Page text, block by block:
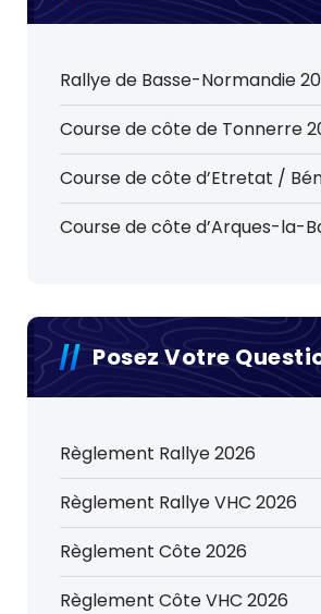
Rallye de Basse-Normandie
Course de côte de Tonnerre
Course de côte d’Etretat /
Course de côte d’Arques-la-
Posez Votre
Règlement Rallye 2026
Règlement Rallye VHC 2026
Règlement Côte 2026
Règlement Côte VHC 2026